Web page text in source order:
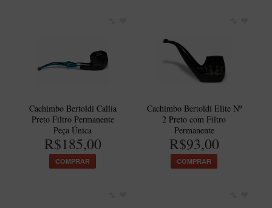
Encerado
Hobby
Speciale
Cachimbo Bertoldi Callia
Preto Filtro Permanente
Peça Única
R$185,00
COMPRAR
Cachimbo Bertoldi Elite Nº
2 Preto com Filtro
Permanente
R$93,00
COMPRAR